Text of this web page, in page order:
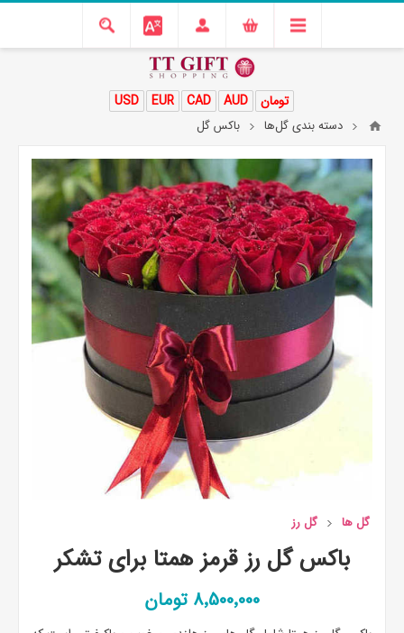
USD EUR CAD AUD تومان
دسته بندی گل‌ها باکس گل
گل ها گل رز
باکس گل رز قرمز همتا برای تشکر
8٬500٬000 تومان